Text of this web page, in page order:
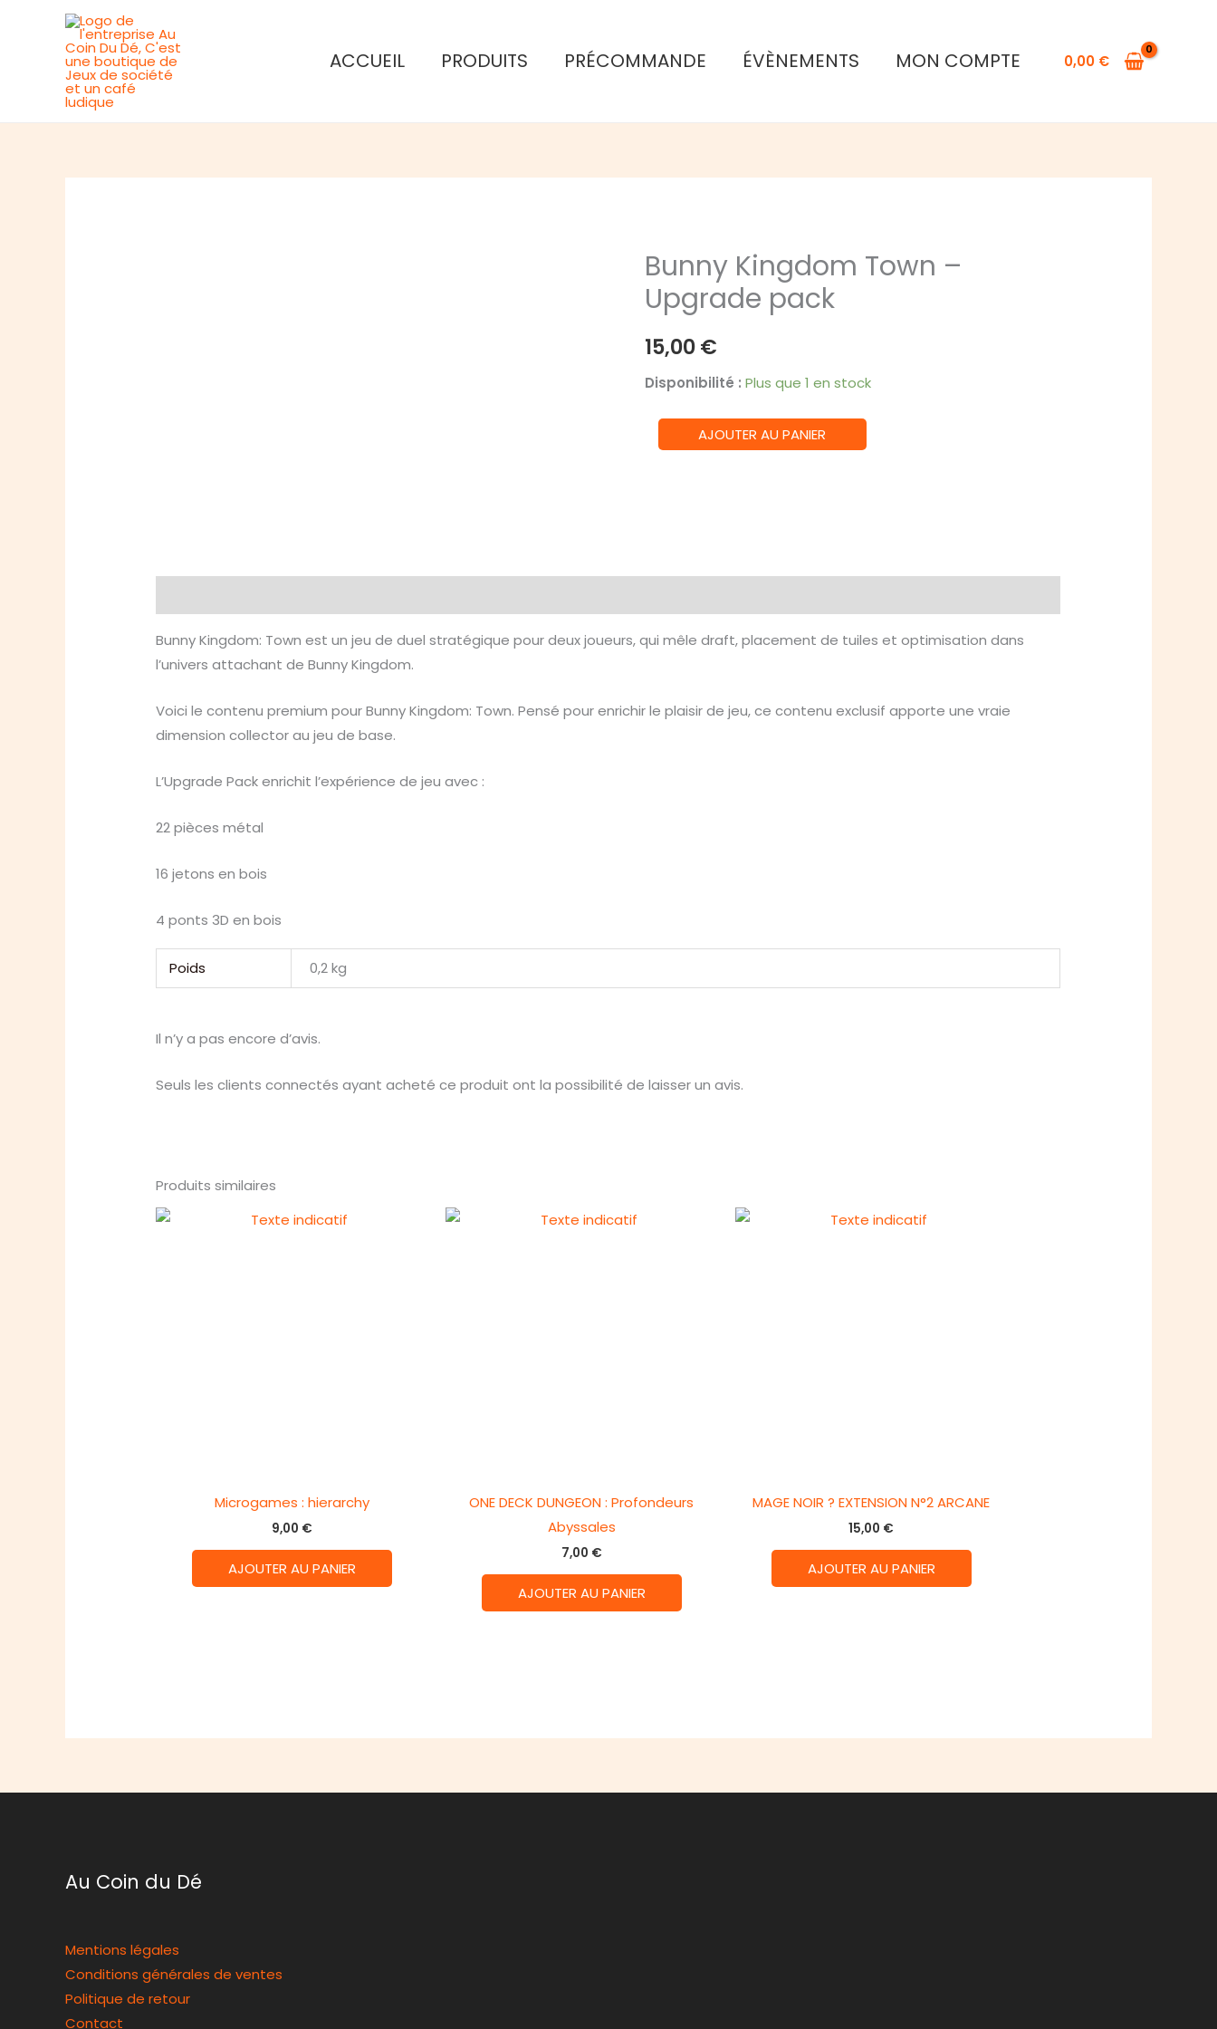
ACCUEIL PRODUITS PRÉCOMMANDE ÉVÈNEMENTS MON COMPTE 0,00 €
Bunny Kingdom Town –
Upgrade pack
15,00€
Disponibilité : Plus que 1 en stock
quantité
de
Upgrade
AJOUTER AU PANIER
Bunny Kingdom: Town est un jeu de duel stratégique pour deux joueurs, qui mêle draft, placement de tuiles et optimisation dans
l’univers attachant de Bunny Kingdom.
Voici le contenu premium pour Bunny Kingdom: Town. Pensé pour enrichir le plaisir de jeu, ce contenu exclusif apporte une vraie
dimension collector au jeu de base.
L’Upgrade Pack enrichit l’expérience de jeu avec :
22 pièces métal
16 jetons en bois
4 ponts 3D en bois
Poids 0,2 kg
Il n’y a pas encore d’avis.
Seuls les clients connectés ayant acheté ce produit ont la possibilité de laisser un avis.
Produits similaires
Microgames : hierarchy
9,00 €
AJOUTER AU PANIER
ONE DECK DUNGEON : Profondeurs
Abyssales
7,00 €
AJOUTER AU PANIER
MAGE NOIR ? EXTENSION N°2 ARCANE
15,00 €
AJOUTER AU PANIER
Au Coin du Dé
Mentions légales
Conditions générales de ventes
Politique de retour
Contact
Kingdom